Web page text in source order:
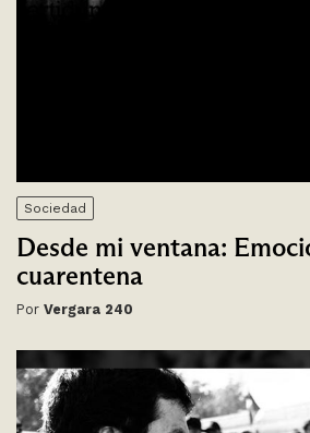
Sociedad
Desde mi ventana:
cuarentena
Por Vergara 240